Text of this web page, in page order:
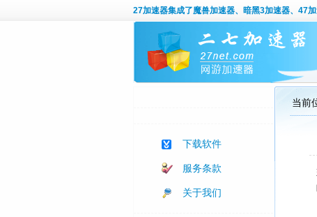
27加速器集成了魔兽加速器、暗黑3加速器、47
下载软件
服务条款
关于我们
当前